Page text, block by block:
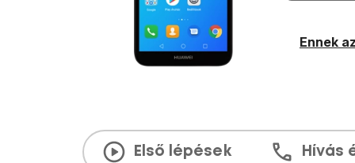
Ennek
Első lépések Hívás